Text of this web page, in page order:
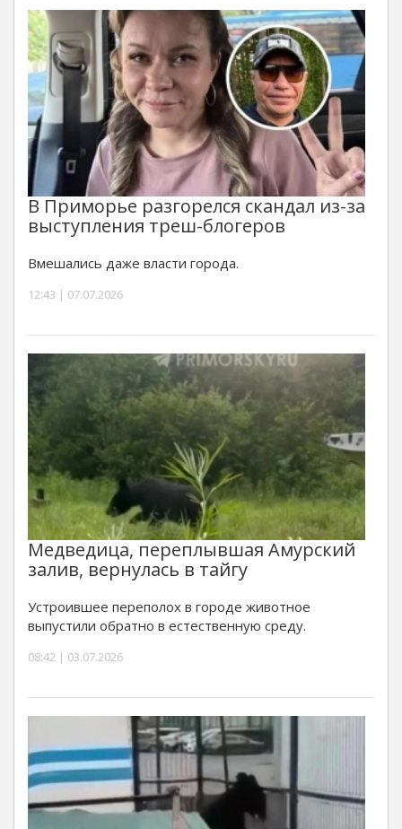
В Приморье разгорелся скандал из-за
выступления треш-блогеров
Вмешались даже власти города.
12:43 | 07.07.2026
Медведица, переплывшая Амурский
залив, вернулась в тайгу
Устроившее переполох в городе животное
выпустили обратно в естественную среду.
08:42 | 03.07.2026